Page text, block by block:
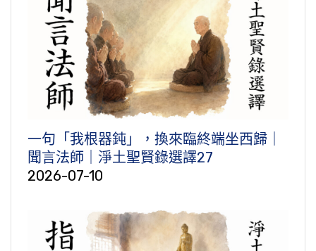
一句「我根器鈍」，換來臨終端坐西歸｜
聞言法師｜淨土聖賢錄選譯27
2026-07-10